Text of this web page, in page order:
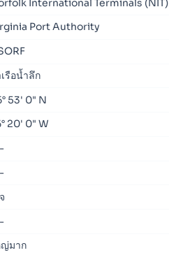
Port Authority
รือน้ำลึก
53' 0" N
20' 0" W
มาก